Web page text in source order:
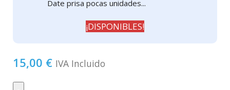
Date prisa pocas unidades...
¡DISPONIBLES!
15,00 € IVA Incluido